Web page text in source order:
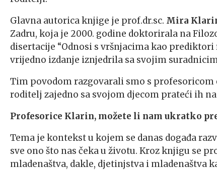
Glavna autorica knjige je prof.dr.sc. Mira
Zadru, koja je 2000. godine doktorirala na
disertacije “Odnosi s vršnjacima kao
vrijedno izdanje iznjedrila sa svojim
Tim povodom razgovarali smo s
roditelj zajedno sa svojom djecom prateći ih
Profesorice Klarin, možete li nam ukratko
Tema je kontekst u kojem se danas događa
sve ono što nas čeka u životu. Kroz knjigu se
mladenaštva, dakle, djetinjstva i mladenaštva